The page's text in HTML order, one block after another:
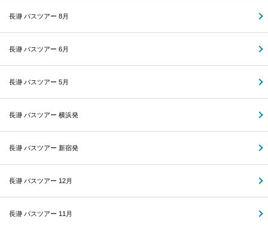
長瀞 バスツアー 8月
長瀞 バスツアー 6月
長瀞 バスツアー 5月
長瀞 バスツアー 横浜発
長瀞 バスツアー 新宿発
長瀞 バスツアー 12月
長瀞 バスツアー 11月